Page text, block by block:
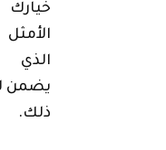
خيارك
الأمثل
الذي
يضمن
ذلك.